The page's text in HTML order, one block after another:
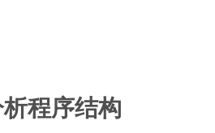
程序结构